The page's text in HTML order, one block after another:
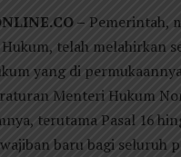
– Pemerintah,
telah melahirkan
yang di
Menteri Hukum
terutama Pasal 16
baru bagi seluruh